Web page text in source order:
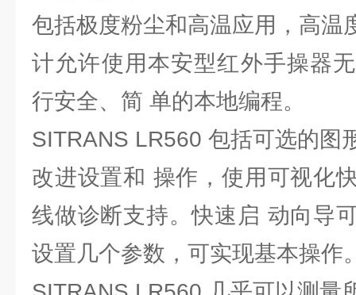
包括极度粉尘和高温应用，高温
计允许使用本安型红外手操器
行安全、简 单的本地编程。
SITRANS LR560 包括可选的图
改进设置和 操作，使用可视化
线做诊断支持。快速启 动向导
设置几个参数，可实现基本操作